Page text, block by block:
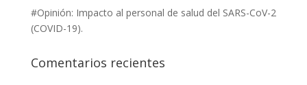
#Opinión: Impacto al personal de salud del SARS-CoV-2
(COVID-19).
Comentarios recientes